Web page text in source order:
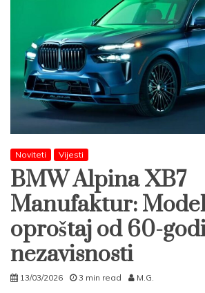
Noviteti Vijesti
BMW Alpina XB7
Manufaktur:
oproštaj od 60-
nezavisnosti
13/03/2026 3 min read M.G.